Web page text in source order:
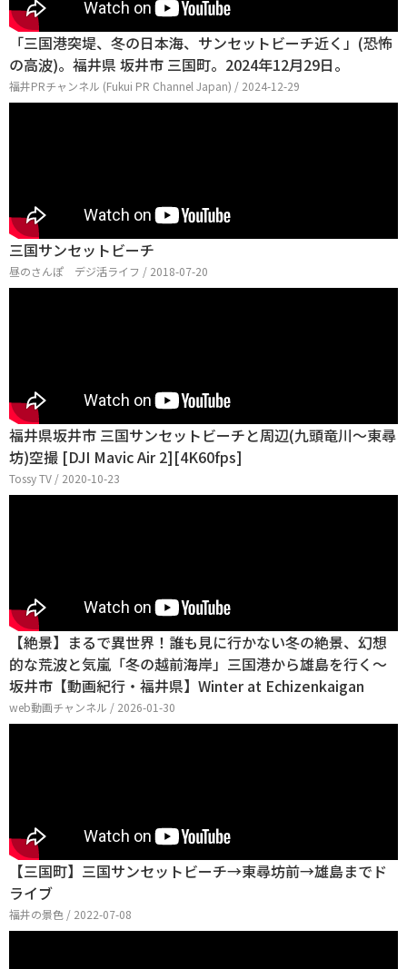
「三国港突堤、冬の日本海、サンセットビーチ近く」(恐怖
の高波)。福井県 坂井市 三国町。2024年12月29日。
福井PRチャンネル (Fukui PR Channel Japan) / 2024-12-29
三国サンセットビーチ
昼のさんぽ デジ活ライフ / 2018-07-20
福井県坂井市 三国サンセットビーチと周辺(九頭竜川～東尋
坊)空撮 [DJI Mavic Air 2][4K60fps]
Tossy TV / 2020-10-23
【絶景】まるで異世界！誰も見に行かない冬の絶景、幻想
的な荒波と気嵐「冬の越前海岸」三国港から雄島を行く～
坂井市【動画紀行・福井県】Winter at Echizenkaigan
web動画チャンネル / 2026-01-30
【三国町】三国サンセットビーチ→東尋坊前→雄島までド
ライブ
福井の景色 / 2022-07-08